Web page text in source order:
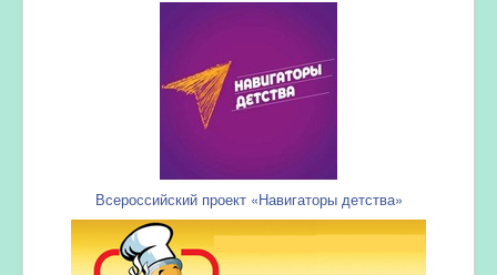
Всероссийский проект «Навигаторы детства»